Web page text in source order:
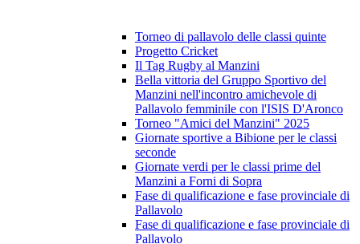
Torneo di pallavolo delle classi quinte
Progetto Cricket
Il Tag Rugby al Manzini
Bella vittoria del Gruppo Sportivo del
Manzini nell'incontro amichevole di
Pallavolo femminile con l'ISIS D'Aronco
Torneo "Amici del Manzini" 2025
Giornate sportive a Bibione per le classi
seconde
Giornate verdi per le classi prime del
Manzini a Forni di Sopra
Fase di qualificazione e fase provinciale di
Pallavolo
Fase di qualificazione e fase provinciale di
Pallavolo